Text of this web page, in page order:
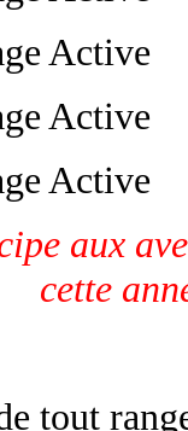
aux
cette
tout